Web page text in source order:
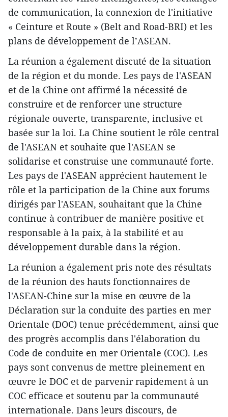
de communication, la connexion de l'initiative
« Ceinture et Route » (Belt and Road-BRI) et les
plans de développement de l’ASEAN.
La réunion a également discuté de la situation
de la région et du monde. Les pays de l'ASEAN
et de la Chine ont affirmé la nécessité de
construire et de renforcer une structure
régionale ouverte, transparente, inclusive et
basée sur la loi. La Chine soutient le rôle central
de l'ASEAN et souhaite que l'ASEAN se
solidarise et construise une communauté forte.
Les pays de l'ASEAN apprécient hautement le
rôle et la participation de la Chine aux forums
dirigés par l'ASEAN, souhaitant que la Chine
continue à contribuer de manière positive et
responsable à la paix, à la stabilité et au
développement durable dans la région.
La réunion a également pris note des résultats
de la réunion des hauts fonctionnaires de
l'ASEAN-Chine sur la mise en œuvre de la
Déclaration sur la conduite des parties en mer
Orientale (DOC) tenue précédemment, ainsi que
des progrès accomplis dans l'élaboration du
Code de conduite en mer Orientale (COC). Les
pays sont convenus de mettre pleinement en
œuvre le DOC et de parvenir rapidement à un
COC efficace et soutenu par la communauté
internationale. Dans leurs discours, de